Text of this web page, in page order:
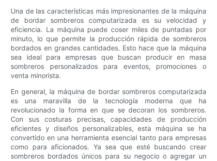
Una de las características más impresionantes de la máquina
de bordar sombreros computarizada es su velocidad y
eficiencia. La máquina puede coser miles de puntadas por
minuto, lo que permite la producción rápida de sombreros
bordados en grandes cantidades. Esto hace que la máquina
sea ideal para empresas que buscan producir en masa
sombreros personalizados para eventos, promociones o
venta minorista.
En general, la máquina de bordar sombreros computarizada
es una maravilla de la tecnología moderna que ha
revolucionado la forma en que se decoran los sombreros.
Con sus costuras precisas, capacidades de producción
eficientes y diseños personalizables, esta máquina se ha
convertido en una herramienta esencial tanto para empresas
como para aficionados. Ya sea que esté buscando crear
sombreros bordados únicos para su negocio o agregar un